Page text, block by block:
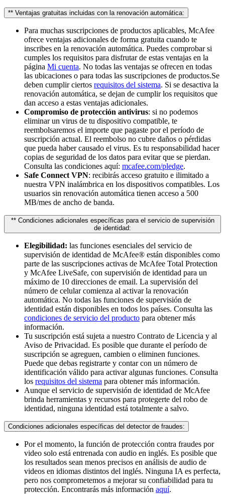
** Ventajas gratuitas incluidas con la renovación automática:
Para muchas suscripciones de productos aplicables, McAfee
ofrece ventajas adicionales de forma gratuita cuando te
inscribes en la renovación automática. Puedes comprobar si
cumples los requisitos para disfrutar de estas ventajas en la
página Mi cuenta. No todas las ventajas se ofrecen en todas
las ubicaciones o para todas las suscripciones de productos.Se
deben cumplir ciertos requisitos del sistema. Si se desactiva la
renovación automática, se dejan de cumplir los requisitos que
dan acceso a estas ventajas adicionales.
Compromiso de protección antivirus: si no podemos
eliminar un virus de tu dispositivo compatible, te
reembolsaremos el importe que pagaste por el período de
suscripción actual. El reembolso no cubre daños o pérdidas
que pueda haber causado el virus. Es tu responsabilidad hacer
copias de seguridad de los datos para evitar que se pierdan.
Consulta las condiciones aquí: mcafee.com/pledge.
Safe Connect VPN: recibirás acceso gratuito e ilimitado a
nuestra VPN inalámbrica en los dispositivos compatibles. Los
usuarios sin renovación automática tienen acceso a 500
MB/mes de ancho de banda.
** Condiciones adicionales específicas para el servicio de supervisión
de identidad:
Elegibilidad: las funciones esenciales del servicio de
supervisión de identidad de McAfee® están disponibles como
parte de las suscripciones activas de McAfee Total Protection
y McAfee LiveSafe, con supervisión de identidad para un
máximo de 10 direcciones de email. La supervisión del
número de celular comienza al activar la renovación
automática. No todas las funciones de supervisión de
identidad están disponibles en todos los países. Consulta las
condiciones de servicio del producto para obtener más
información.
Tu suscripción está sujeta a nuestro Contrato de Licencia y al
Aviso de Privacidad. Es posible que durante el período de
suscripción se agreguen, cambien o eliminen funciones.
Puede que debas registrarte y contar con un número de
identificación válido para activar algunas funciones. Consulta
los requisitos del sistema para obtener más información.
Aunque el servicio de supervisión de identidad de McAfee
brinda herramientas y recursos para protegerte del robo de
identidad, ninguna identidad está totalmente a salvo.
Condiciones adicionales específicas del detector de fraudes:
Por el momento, la función de protección contra fraudes por
video solo está entrenada con audio en inglés. Es posible que
los resultados sean menos precisos en análisis de audio de
videos en idiomas distintos del inglés. Ninguna IA es perfecta,
pero nos comprometemos a mejorar su confiabilidad para tu
protección. Encontrarás más información aquí. ​